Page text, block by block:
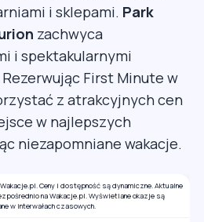
i sklepami. Park
zachwyca
i spektakularnymi
First Minute w
z atrakcyjnych cen
w najlepszych
niezapomniane wakacje.
Ceny i dostępność są dynamiczne. Aktualne
na Wakacje.pl. Wyświetlane okazje są
w interwałach czasowych.